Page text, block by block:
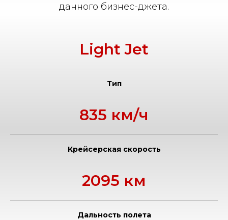
данного бизнес-джета.
Light Jet
Тип
835 км/ч
Крейсерская скорость
2095 км
Дальность полета